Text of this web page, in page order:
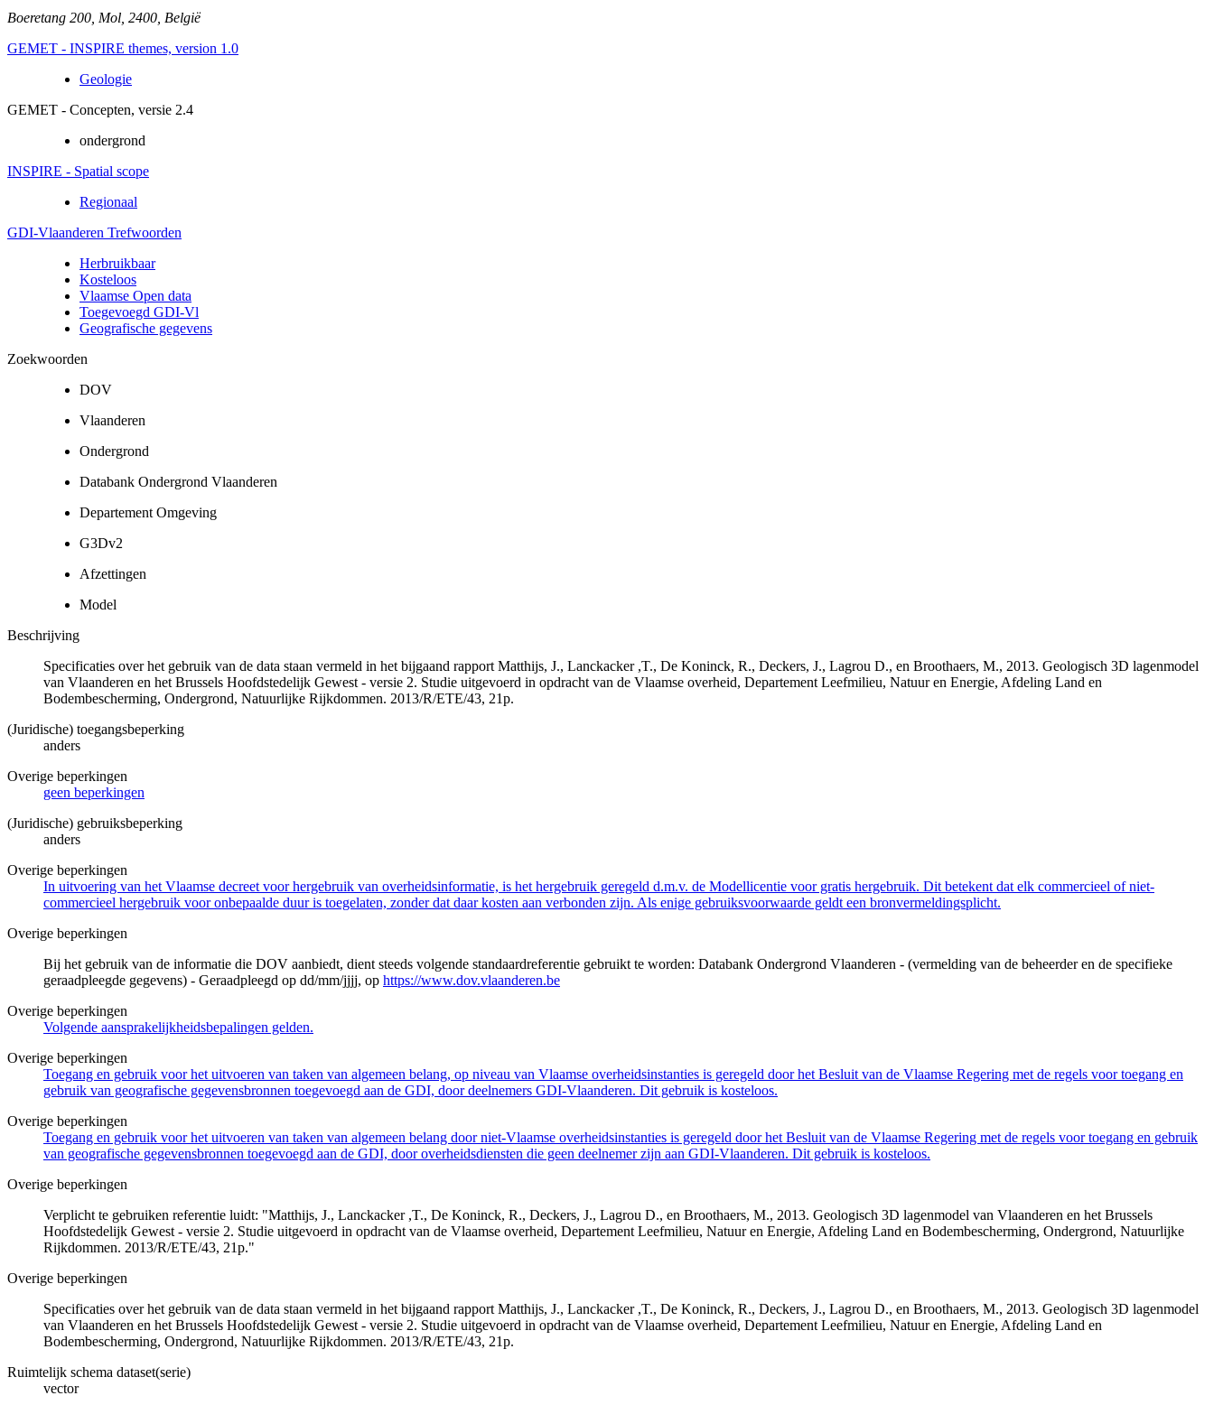
Boeretang 200 Mol 2400 België
GEMET - INSPIRE themes, version 1.0
Geologie
GEMET - Concepten, versie 2.4
ondergrond
INSPIRE - Spatial scope
Regionaal
GDI-Vlaanderen Trefwoorden
Herbruikbaar
Kosteloos
Vlaamse Open data
Toegevoegd GDI-Vl
Geografische gegevens
Zoekwoorden
DOV
Vlaanderen
Ondergrond
Databank Ondergrond Vlaanderen
Departement Omgeving
G3Dv2
Afzettingen
Model
Beschrijving
Specificaties over het gebruik van de data staan vermeld in het bijgaand rapport Matthijs, J., Lanckacker ,T., De Koninck, R., Deckers, J., Lagrou D., en Broothaers, M., 2013. Geologisch 3D lagenmodel
van Vlaanderen en het Brussels Hoofdstedelijk Gewest - versie 2. Studie uitgevoerd in opdracht van de Vlaamse overheid, Departement Leefmilieu, Natuur en Energie, Afdeling Land en
Bodembescherming, Ondergrond, Natuurlijke Rijkdommen. 2013/R/ETE/43, 21p.
(Juridische) toegangsbeperking
anders
Overige beperkingen
geen beperkingen
(Juridische) gebruiksbeperking
anders
Overige beperkingen
In uitvoering van het Vlaamse decreet voor hergebruik van overheidsinformatie, is het hergebruik geregeld d.m.v. de Modellicentie voor gratis hergebruik. Dit betekent dat elk commercieel of niet-
commercieel hergebruik voor onbepaalde duur is toegelaten, zonder dat daar kosten aan verbonden zijn. Als enige gebruiksvoorwaarde geldt een bronvermeldingsplicht.
Overige beperkingen
Bij het gebruik van de informatie die DOV aanbiedt, dient steeds volgende standaardreferentie gebruikt te worden: Databank Ondergrond Vlaanderen - (vermelding van de beheerder en de specifieke
geraadpleegde gegevens) - Geraadpleegd op dd/mm/jjjj, op https://www.dov.vlaanderen.be
Overige beperkingen
Volgende aansprakelijkheidsbepalingen gelden.
Overige beperkingen
Toegang en gebruik voor het uitvoeren van taken van algemeen belang, op niveau van Vlaamse overheidsinstanties is geregeld door het Besluit van de Vlaamse Regering met de regels voor toegang en
gebruik van geografische gegevensbronnen toegevoegd aan de GDI, door deelnemers GDI-Vlaanderen. Dit gebruik is kosteloos.
Overige beperkingen
Toegang en gebruik voor het uitvoeren van taken van algemeen belang door niet-Vlaamse overheidsinstanties is geregeld door het Besluit van de Vlaamse Regering met de regels voor toegang en gebruik
van geografische gegevensbronnen toegevoegd aan de GDI, door overheidsdiensten die geen deelnemer zijn aan GDI-Vlaanderen. Dit gebruik is kosteloos.
Overige beperkingen
Verplicht te gebruiken referentie luidt: "Matthijs, J., Lanckacker ,T., De Koninck, R., Deckers, J., Lagrou D., en Broothaers, M., 2013. Geologisch 3D lagenmodel van Vlaanderen en het Brussels
Hoofdstedelijk Gewest - versie 2. Studie uitgevoerd in opdracht van de Vlaamse overheid, Departement Leefmilieu, Natuur en Energie, Afdeling Land en Bodembescherming, Ondergrond, Natuurlijke
Rijkdommen. 2013/R/ETE/43, 21p."
Overige beperkingen
Specificaties over het gebruik van de data staan vermeld in het bijgaand rapport Matthijs, J., Lanckacker ,T., De Koninck, R., Deckers, J., Lagrou D., en Broothaers, M., 2013. Geologisch 3D lagenmodel
van Vlaanderen en het Brussels Hoofdstedelijk Gewest - versie 2. Studie uitgevoerd in opdracht van de Vlaamse overheid, Departement Leefmilieu, Natuur en Energie, Afdeling Land en
Bodembescherming, Ondergrond, Natuurlijke Rijkdommen. 2013/R/ETE/43, 21p.
Ruimtelijk schema dataset(serie)
vector